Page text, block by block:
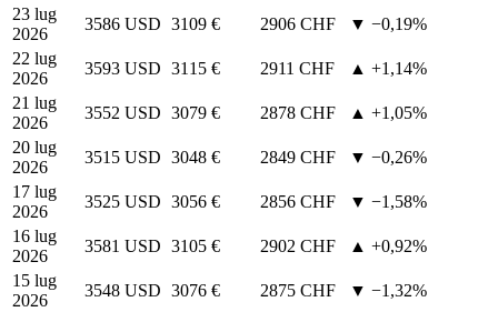
23 lug
2026
3586 USD 3109 € 2906 CHF
▼ −0,19%
22 lug
2026
3593 USD 3115 € 2911 CHF
▲ +1,14%
21 lug
2026
3552 USD 3079 € 2878 CHF
▲ +1,05%
20 lug
2026
3515 USD 3048 € 2849 CHF
▼ −0,26%
17 lug
2026
3525 USD 3056 € 2856 CHF
▼ −1,58%
16 lug
2026
3581 USD 3105 € 2902 CHF
▲ +0,92%
15 lug
2026
3548 USD 3076 € 2875 CHF
▼ −1,32%